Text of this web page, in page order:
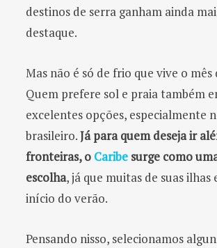
destinos de serra ganham ainda
destaque.
Mas não é só de frio que vive o mês
Quem prefere sol e praia também
excelentes opções, especialmente
brasileiro.Já para quem deseja ir
fronteiras, o Caribe surge como
escolha, já que muitas de suas ilhas
início do verão.
Pensando nisso, selecionamos